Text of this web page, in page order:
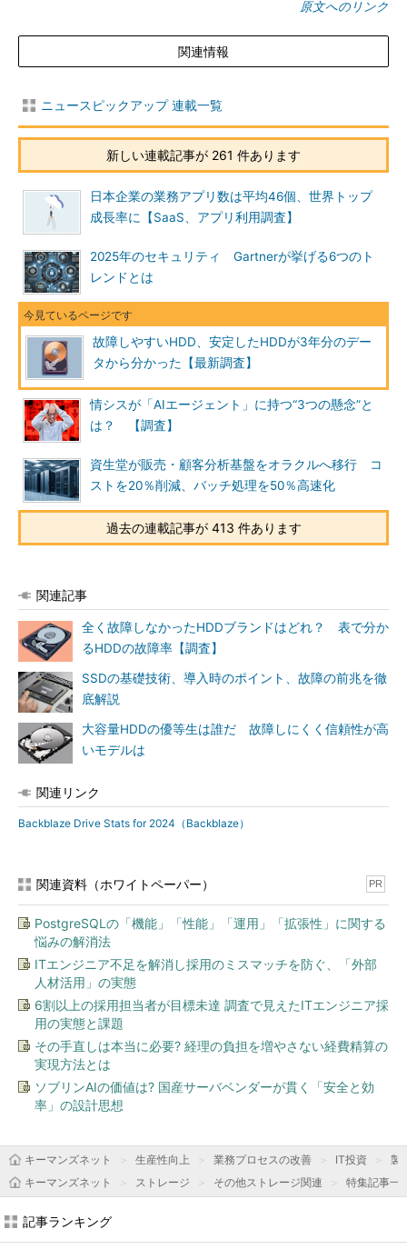
原文へのリンク
関連情報
ニュースピックアップ 連載一覧
新しい連載記事が 261 件あります
日本企業の業務アプリ数は平均46個、世界トップ
成長率に【SaaS、アプリ利用調査】
2025年のセキュリティ Gartnerが挙げる6つのト
レンドとは
故障しやすいHDD、安定したHDDが3年分のデー
タから分かった【最新調査】
情シスが「AIエージェント」に持つ“3つの懸念”と
は？ 【調査】
資生堂が販売・顧客分析基盤をオラクルへ移行 コ
ストを20％削減、バッチ処理を50％高速化
過去の連載記事が 413 件あります
関連記事
全く故障しなかったHDDブランドはどれ？ 表で分か
るHDDの故障率【調査】
SSDの基礎技術、導入時のポイント、故障の前兆を徹
底解説
大容量HDDの優等生は誰だ 故障しにくく信頼性が高
いモデルは
関連リンク
Backblaze Drive Stats for 2024（Backblaze）
関連資料（ホワイトペーパー） PR
PostgreSQLの「機能」「性能」「運用」「拡張性」に関する
悩みの解消法
ITエンジニア不足を解消し採用のミスマッチを防ぐ、「外部
人材活用」の実態
6割以上の採用担当者が目標未達 調査で見えたITエンジニア採
用の実態と課題
その手直しは本当に必要? 経理の負担を増やさない経費精算の
実現方法とは
ソブリンAIの価値は? 国産サーバベンダーが貫く「安全と効
率」の設計思想
キーマンズネット 生産性向上 業務プロセスの改善 IT投資
製
キーマンズネット
ストレージ その他ストレージ関連 特集記事一
記事ランキング